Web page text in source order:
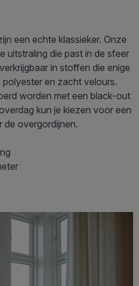
een echte klassieker. Onze
uitstraling die past in de sfeer
in stoffen die enige
en zacht velours.
worden met een black-out
kun je kiezen voor een
de overgordijnen.